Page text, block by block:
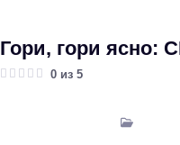
Гори, гори ясно:
0 из 5